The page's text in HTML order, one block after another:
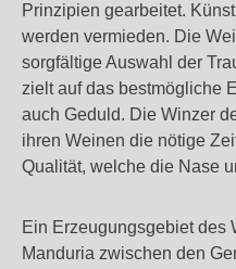
Prinzipien gearbeitet.
werden vermieden. Die
sorgfältige Auswahl der
zielt auf das bestmögliche
auch Geduld. Die Winzer
ihren Weinen die nötige
Qualität, welche die Nase
Ein Erzeugungsgebiet des
Manduria zwischen den